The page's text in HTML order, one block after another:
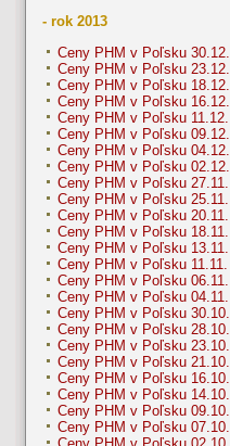
- rok 2013
Ceny PHM v Poľsku 30.12.
Ceny PHM v Poľsku 23.12.
Ceny PHM v Poľsku 18.12.
Ceny PHM v Poľsku 16.12.
Ceny PHM v Poľsku 11.12.
Ceny PHM v Poľsku 09.12.
Ceny PHM v Poľsku 04.12.
Ceny PHM v Poľsku 02.12.
Ceny PHM v Poľsku 27.11.
Ceny PHM v Poľsku 25.11.
Ceny PHM v Poľsku 20.11.
Ceny PHM v Poľsku 18.11.
Ceny PHM v Poľsku 13.11.
Ceny PHM v Poľsku 11.11.
Ceny PHM v Poľsku 06.11.
Ceny PHM v Poľsku 04.11.
Ceny PHM v Poľsku 30.10.
Ceny PHM v Poľsku 28.10.
Ceny PHM v Poľsku 23.10.
Ceny PHM v Poľsku 21.10.
Ceny PHM v Poľsku 16.10.
Ceny PHM v Poľsku 14.10.
Ceny PHM v Poľsku 09.10.
Ceny PHM v Poľsku 07.10.